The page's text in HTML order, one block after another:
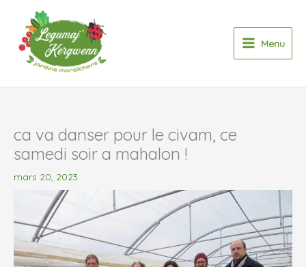
contenu
Menu
ca va danser pour le civam, ce
samedi soir a mahalon !
mars 20, 2023